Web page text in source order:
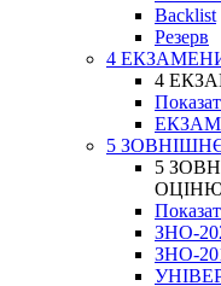
Backlist
Резерв
4
4
5
5
ЗНО-
ЗНО-